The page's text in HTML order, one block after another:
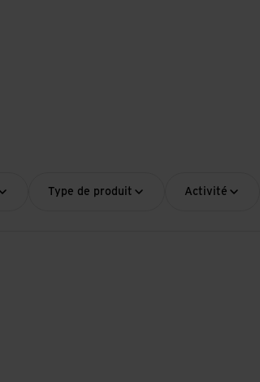
Type de produit Activité